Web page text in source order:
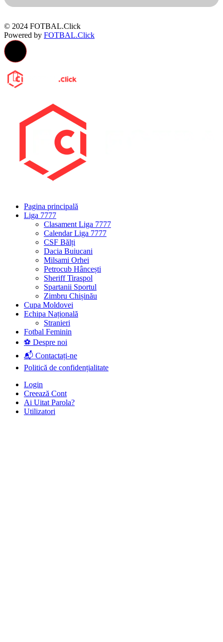
© 2024 FOTBAL.Click
Powered by FOTBAL.Click
Pagina principală
Liga 7777
Clasament Liga 7777
Calendar Liga 7777
CSF Bălți
Dacia Buiucani
Milsami Orhei
Petrocub Hâncești
Sheriff Tiraspol
Spartanii Sportul
Zimbru Chișinău
Cupa Moldovei
Echipa Națională
Stranieri
Fotbal Feminin
⚽ Despre noi
📬 Contactați-ne
Politică de confidențialitate
Login
Creează Cont
Ai Uitat Parola?
Utilizatori